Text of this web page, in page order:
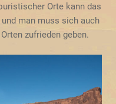
Orte kann das
man muss sich auch
zufrieden geben.